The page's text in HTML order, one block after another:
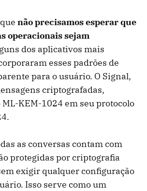
não precisamos esperar que
operacionais sejam
dos aplicativos mais
esses padrões de
para o usuário. O Signal,
criptografadas,
KEM-1024 em seu protocolo
as conversas contam com
protegidas por criptografia
exigir qualquer configuração
Isso serve como um